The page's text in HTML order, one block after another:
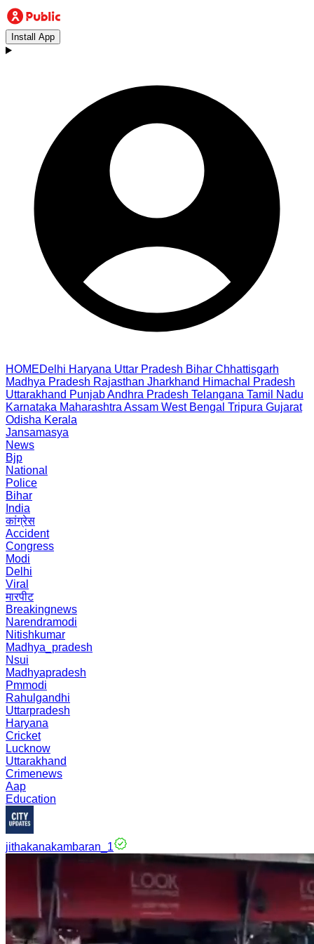
Install App
HOMEDelhi Haryana Uttar Pradesh Bihar Chhattisgarh
Madhya Pradesh Rajasthan Jharkhand Himachal Pradesh
Uttarakhand PunjabAndhra Pradesh Telangana Tamil Nadu
Karnataka Maharashtra Assam West Bengal Tripura Gujarat
Odisha Kerala
Jansamasya
News
Bjp
National
Police
Bihar
India
कांग्रेस
Accident
Congress
Modi
Delhi
Viral
मारपीट
Breakingnews
Narendramodi
Nitishkumar
Madhya_pradesh
Nsui
Madhyapradesh
Pmmodi
Rahulgandhi
Uttarpradesh
Haryana
Cricket
Lucknow
Uttarakhand
Crimenews
Aap
Education
jithakanakambaran_1